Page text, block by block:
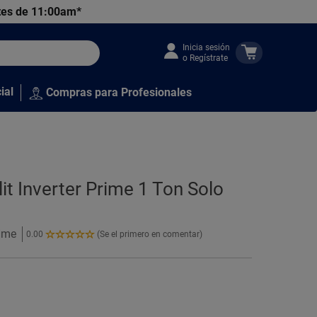
de 11:00am*
Inicia sesión
o Regístrate
Compras para Profesionales
Inverter Prime 1 Ton Solo
0.00
0.00
(Se el primero en comentar)